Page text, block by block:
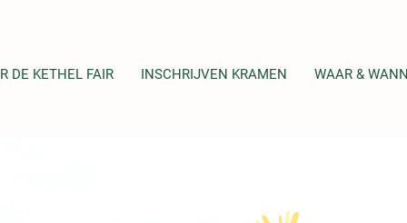
DE KETHEL FAIR INSCHRIJVEN KRAMEN WAAR &